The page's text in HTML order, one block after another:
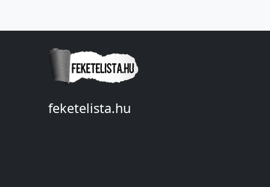
feketelista.hu